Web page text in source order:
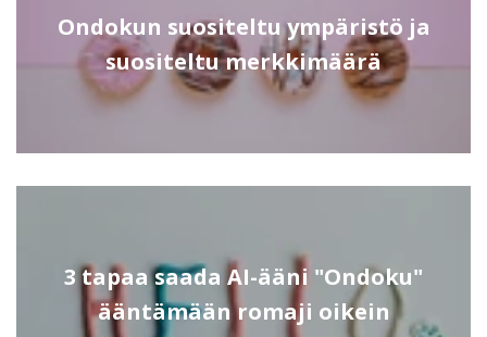
Ondokun suositeltu ympäristö ja
suositeltu merkkimäärä
3 tapaa saada AI-ääni "Ondoku"
ääntämään romaji oikein